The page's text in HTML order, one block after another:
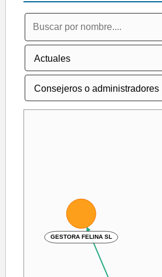
GESTORA FELINA SL